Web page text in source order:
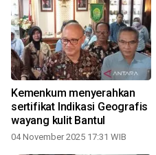
Kemenkum menyerahkan
sertifikat Indikasi Geografis
wayang kulit Bantul
04 November 2025 17:31 WIB